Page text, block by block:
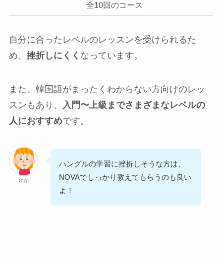
全10回のコース
自分に合ったレベルのレッスンを受けられるた
め、 挫折しにくく なっています。
また、韓国語がまったくわからない方向けのレッ
スンもあり、
入門〜上級までさまざまなレベルの
人におすすめです。
ゆか
ハングルの学習に挫折しそうな方は、
NOVAでしっかり教えてもらうのも良い
よ！